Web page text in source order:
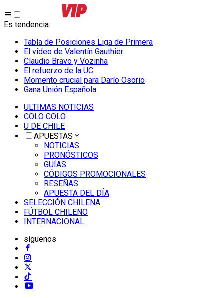
Es tendencia:
Tabla de Posiciones Liga de Primera
El video de Valentín Gauthier
Claudio Bravo y Vozinha
El refuerzo de la UC
Momento crucial para Darío Osorio
Gana Unión Española
ULTIMAS NOTICIAS
COLO COLO
U DE CHILE
APUESTAS
NOTICIAS
PRONÓSTICOS
GUÍAS
CÓDIGOS PROMOCIONALES
RESEÑAS
APUESTA DEL DÍA
SELECCIÓN CHILENA
FÚTBOL CHILENO
INTERNACIONAL
síguenos